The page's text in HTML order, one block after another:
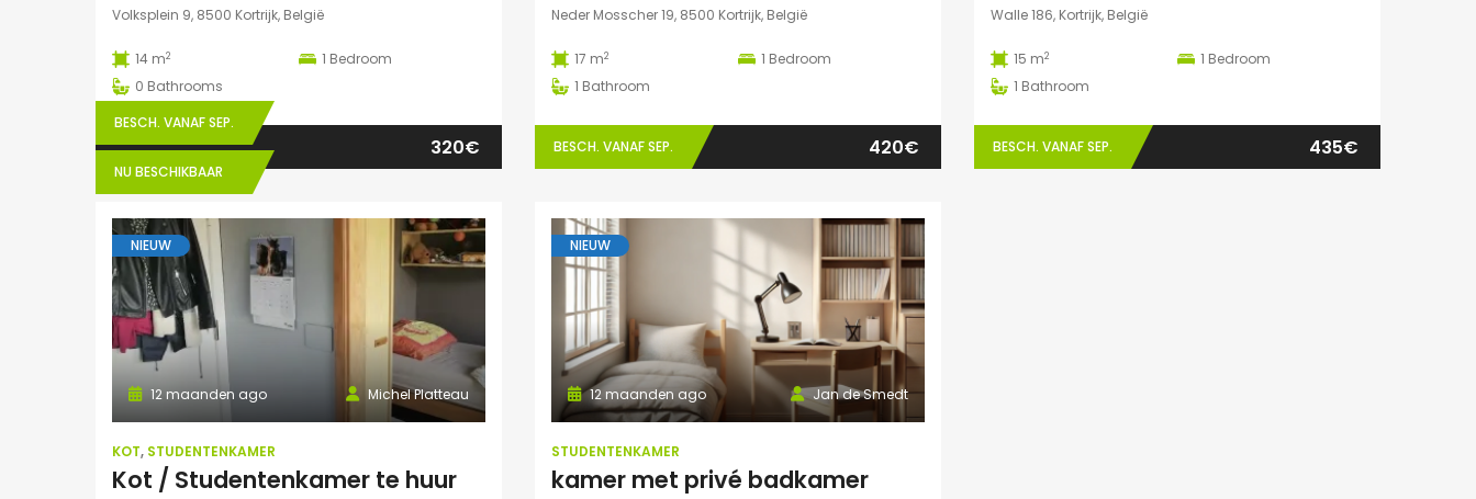
Volksplein 9, 8500 Kortrijk, België
14 m2 1 Bedroom
0 Bathrooms
BESCH. VANAF SEP.
NU BESCHIKBAAR
320€
Neder Mosscher 19, 8500 Kortrijk, België
17 m2 1 Bedroom
1 Bathroom
BESCH. VANAF SEP. 420€
Walle 186, Kortrijk, België
15 m2 1 Bedroom
1 Bathroom
BESCH. VANAF SEP. 435€
NIEUW
Michel Platteau
12 maanden ago
KOT, STUDENTENKAMER
Kot / Studentenkamer te huur
NIEUW
Jan de Smedt
12 maanden ago
STUDENTENKAMER
kamer met privé badkamer